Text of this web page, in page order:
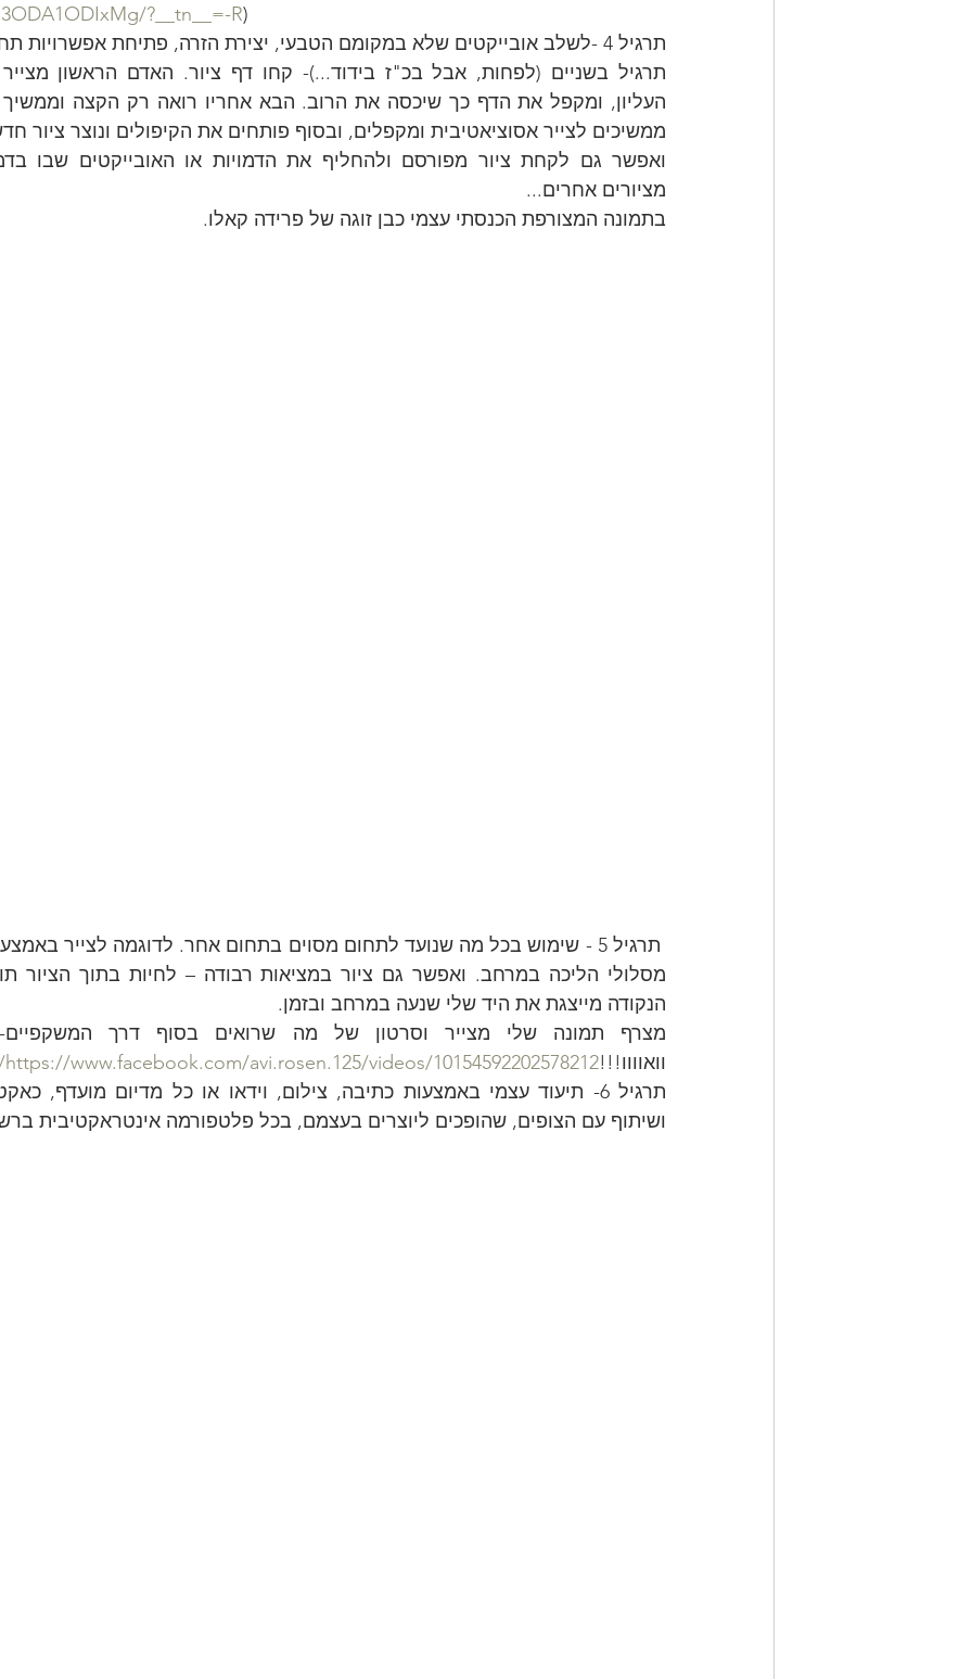
?__tn__=-R)
תרגיל 4 -לשלב אובייקטים שלא במקומם הטבעי, יצירת הזרה, פתיחת אפשרויות תחביר חדשות.
ממשיכים לצייר אסוציאטיבית ומקפלים, ובסוף פותחים את הקיפולים ונוצר ציור
מציורים אחרים...
בתמונה המצורפת הכנסתי עצמי כבן זוגה של פרידה קאלו.
הנקודה מייצגת את היד שלי שנעה במרחב ובזמן.
וואוווו!!!https://www.facebook.com/avi.rosen.125/videos/10154592202578212/
ושיתוף עם הצופים, שהופכים ליוצרים בעצמם, בכל פלטפורמה אינטראקטיבית